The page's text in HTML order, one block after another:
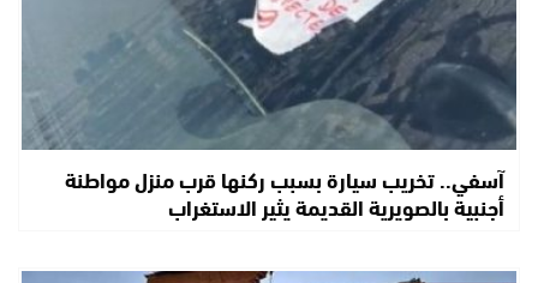
آسفي.. تخريب سيارة بسبب ركنها قرب منزل مواطنة
أجنبية بالصويرية القديمة يثير الاستغراب